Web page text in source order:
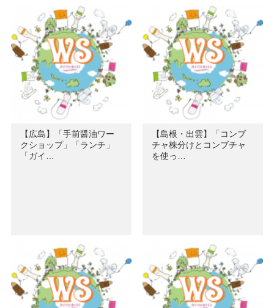
【広島】「手前醤油ワー
クショップ」「ランチ」
「ガイ…
【島根・出雲】「コンブ
チャ株分けとコンブチャ
を使っ…